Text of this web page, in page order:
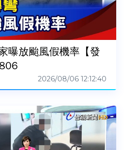
曝放颱風假機率【發
2026/08/06 12:12:40